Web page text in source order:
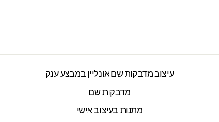
עיצוב מדבקות שם אונליין במבצע ענק
מדבקות שם
מתנות בעיצוב אישי